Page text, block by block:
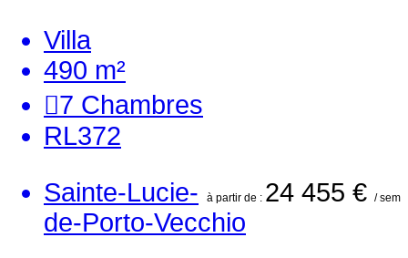
Villa
490 m²
7 Chambres
RL372
à partir de : 24 455 € / sem
Sainte-Lucie-
de-Porto-Vecchio